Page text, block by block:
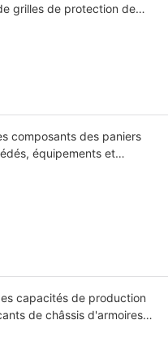
grilles de protection de
composants des paniers
équipements et
capacités de production
de châssis d'armoires